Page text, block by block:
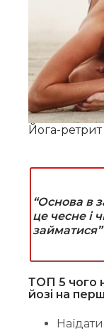
Йога-ретрит
“Основа в
це чесне і
займатися”
ТОП 5 чого
йозі на